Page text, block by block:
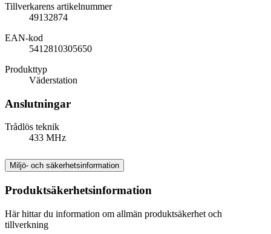
Tillverkarens artikelnummer
49132874
EAN-kod
5412810305650
Produkttyp
Väderstation
Anslutningar
Trådlös teknik
433 MHz
Miljö- och säkerhetsinformation
Produktsäkerhetsinformation
Här hittar du information om allmän produktsäkerhet och
tillverkning